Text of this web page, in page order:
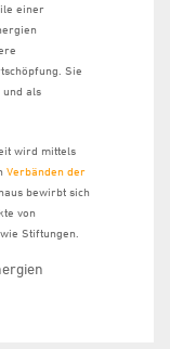
einer
Sie
als
wird mittels
Verbänden der
bewirbt sich
von
Stiftungen.